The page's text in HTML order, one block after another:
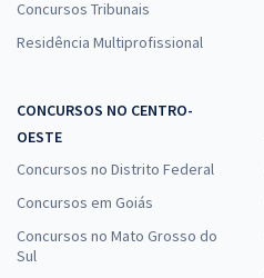
Concursos Tribunais
Residência Multiprofissional
CONCURSOS NO CENTRO-
OESTE
Concursos no Distrito Federal
Concursos em Goiás
Concursos no Mato Grosso do
Sul